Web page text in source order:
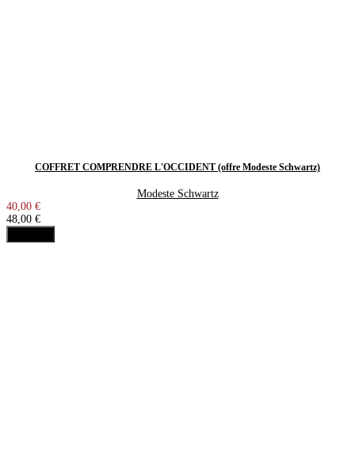
COFFRET COMPRENDRE L'OCCIDENT (offre Modeste Schwartz)
Modeste Schwartz
40,00 €
48,00 €